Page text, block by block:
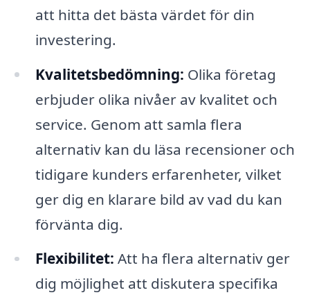
att hitta det bästa värdet för din
investering.
Kvalitetsbedömning: Olika företag
erbjuder olika nivåer av kvalitet och
service. Genom att samla flera
alternativ kan du läsa recensioner och
tidigare kunders erfarenheter, vilket
ger dig en klarare bild av vad du kan
förvänta dig.
Flexibilitet: Att ha flera alternativ ger
dig möjlighet att diskutera specifika